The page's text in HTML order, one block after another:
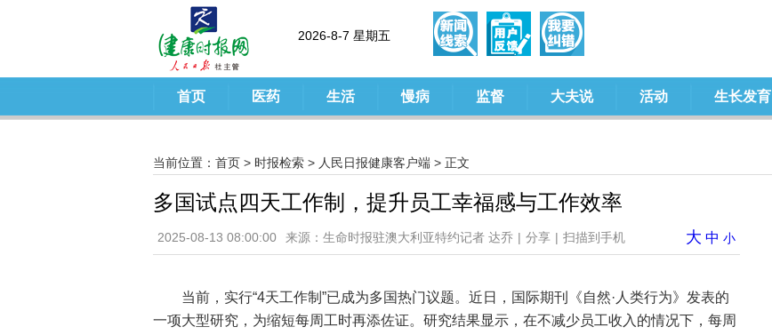
2026-8-7 星期五
首页 医药 生活 慢病 监督 大夫说 活动 生长发育
当前位置： 首页 > 时报检索 > 人民日报健康客户端 > 正文
多国试点四天工作制，提升员工幸福感与工作效率
2025-08-13 08:00:00 来源：生命时报驻澳大利亚特约记者 达乔 | 分享 | 扫描到手机 大 中 小
当前，实行“4天工作制”已成为多国热门议题。近日，国际期刊《自然·人类行为》发表的
一项大型研究，为缩短每周工时再添佐证。研究结果显示，在不减少员工收入的情况下，每周